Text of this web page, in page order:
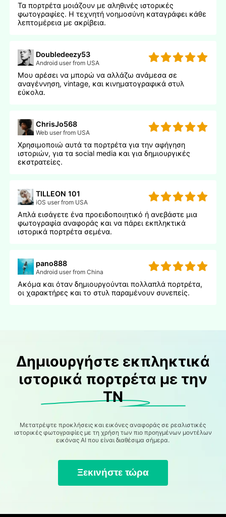
Τα πορτρέτα μοιάζουν με αληθινές ιστορικές
φωτογραφίες. Η τεχνητή νοημοσύνη καταγράφει κάθε
λεπτομέρεια με ακρίβεια.
Doubledeezy53
Android user from USA
Μου αρέσει να μπορώ να αλλάζω ανάμεσα σε
αναγέννηση, vintage, και κινηματογραφικά στυλ
εύκολα.
ChrisJo568
Web user from USA
Χρησιμοποιώ αυτά τα πορτρέτα για την αφήγηση
ιστοριών, για τα social media και για δημιουργικές
εκστρατείες.
TILLEON 101
iOS user from USA
Απλά εισάγετε ένα προειδοποιητικό ή ανεβάστε μια
φωτογραφία αναφοράς και να πάρει εκπληκτικά
ιστορικά πορτρέτα σεμένα.
pano888
Android user from China
Ακόμα και όταν δημιουργούνται πολλαπλά πορτρέτα,
οι χαρακτήρες και το στυλ παραμένουν συνεπείς.
Δημιουργήστε εκπληκτικά
ιστορικά πορτρέτα με την
ΤΝ
Μετατρέψτε προκλήσεις και εικόνες αναφοράς σε ρεαλιστικές
ιστορικές φωτογραφίες με τη χρήση των πιο προηγμένων μοντέλων
εικόνας AI που είναι διαθέσιμα σήμερα.
Ξεκινήστε τώρα